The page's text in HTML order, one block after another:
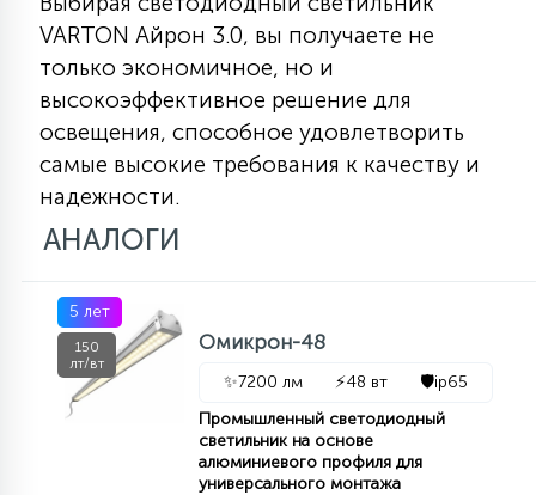
VARTON Айрон 3.0, вы получаете не
только экономичное, но и
высокоэффективное решение для
освещения, способное удовлетворить
самые высокие требования к качеству и
надежности.
АНАЛОГИ
5 лет
150
лт/вт
Омикрон-48
✨7200 лм ⚡48 вт 🛡️ip65
Промышленный светодиодный
светильник на основе
алюминиевого профиля для
универсального монтажа